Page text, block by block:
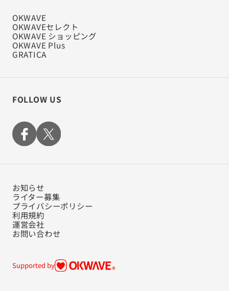
OKWAVE
OKWAVEセレクト
OKWAVE ショッピング
OKWAVE Plus
GRATICA
FOLLOW US
お知らせ
ライター募集
プライバシーポリシー
利用規約
運営会社
お問い合わせ
Supported by